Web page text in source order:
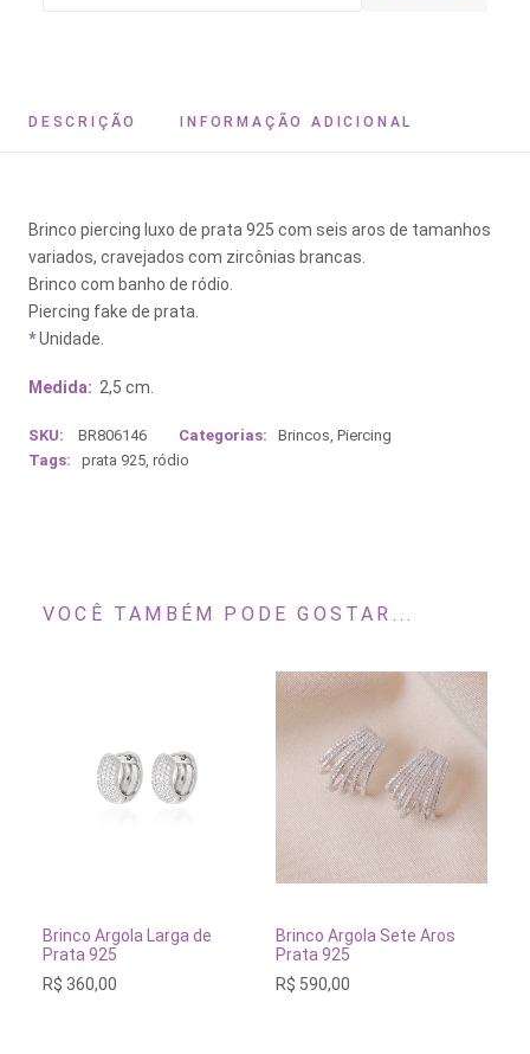
DESCRIÇÃO INFORMAÇÃO ADICIONAL
Brinco piercing luxo de prata 925 com seis aros de tamanhos
variados, cravejados com zircônias brancas.
Brinco com banho de ródio.
Piercing fake de prata.
*Unidade.
Medida: 2,5 cm.
SKU: BR806146 Categorias: Brincos, Piercing
Tags:
prata 925, ródio
VOCÊ TAMBÉM PODE GOSTAR...
ESGOTADO
Brinco Argola Larga de
Prata 925
R$ 360,00
ESGOTADO
Brinco Argola Sete Aros
Prata 925
R$ 590,00